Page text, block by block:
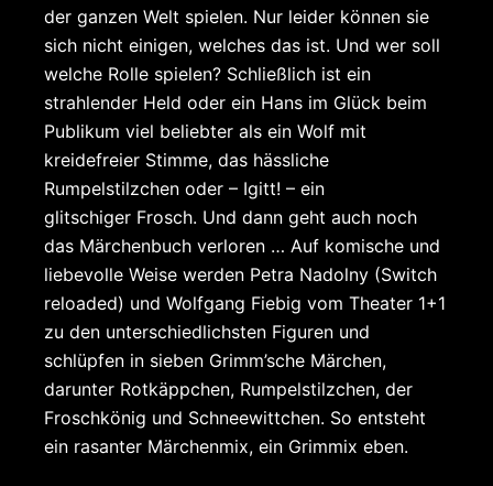
der ganzen Welt spielen. Nur leider können sie
sich nicht einigen, welches das ist. Und wer soll
welche Rolle spielen? Schließlich ist ein
strahlender Held oder ein Hans im Glück beim
Publikum viel beliebter als ein Wolf mit
kreidefreier Stimme, das hässliche
Rumpelstilzchen oder – Igitt! – ein
glitschiger Frosch. Und dann geht auch noch
das Märchenbuch verloren … Auf komische und
liebevolle Weise werden Petra Nadolny (Switch
reloaded) und Wolfgang Fiebig vom Theater 1+1
zu den unterschiedlichsten Figuren und
schlüpfen in sieben Grimm’sche Märchen,
darunter Rotkäppchen, Rumpelstilzchen, der
Froschkönig und Schneewittchen. So entsteht
ein rasanter Märchenmix, ein Grimmix eben.